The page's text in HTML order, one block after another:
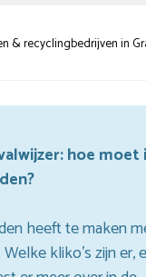
& recyclingbedrijven in
hoe moet
heeft te maken
kliko’s zijn er,